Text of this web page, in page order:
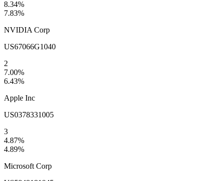
8.34%
7.83%
NVIDIA Corp
US67066G1040
2
7.00%
6.43%
Apple Inc
US0378331005
3
4.87%
4.89%
Microsoft Corp